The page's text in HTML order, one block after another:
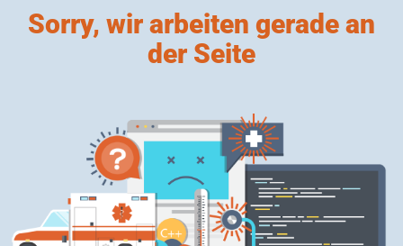
Sorry, wir arbeiten gerade an
der Seite